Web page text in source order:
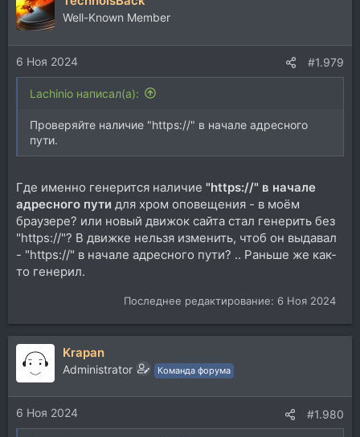
Well-Known Member
6 Ноя 2024 #1.979
Lachinio написал(а):
Проверяйте наличие "https://" в начале адресного
пути.
Где именно генерится наличие "https://" в начале
адресного пути для хром оповещения - в моём
браузере? или новый движок сайта стал генерить без
"https://"? В движке нельзя изменить, чтоб он выдавал
- "https://" в начале адресного пути? .. Раньше же как-
то генерил.
Последнее редактирование: 6 Ноя 2024
Krapan
Administrator Команда форума
6 Ноя 2024 #1.980